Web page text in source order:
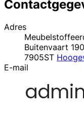
Adres
Buitenvaart
7905ST
E-mail